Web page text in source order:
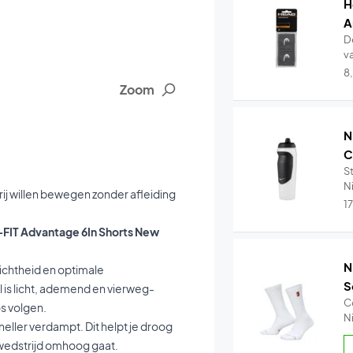
Zoom
willen bewegen zonder afleiding
Advantage 6In Shorts New
en optimale
licht, ademend en vierweg-
volgen.
verdampt. Dit helpt je droog
omhoog gaat.